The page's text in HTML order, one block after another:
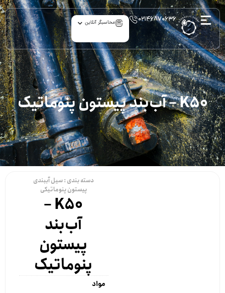
۰۲۱۴۶۸۷۰۶۳۶ محاسبگر آنلاین
K50 – آب‌بند پیستون پنوماتیک
دسته بندی :سیل آببندی
پیستون پنوماتیکی
K50 –
آب‌بند
پیستون
پنوماتیک
مواد